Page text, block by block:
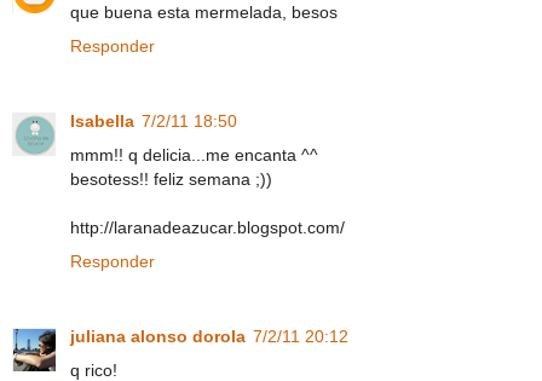
que buena esta mermelada, besos
Responder
Isabella 7/2/11 18:50
mmm!! q delicia...me encanta ^^
besotess!! feliz semana ;))
http://laranadeazucar.blogspot.com/
Responder
juliana alonso dorola 7/2/11 20:12
q rico!